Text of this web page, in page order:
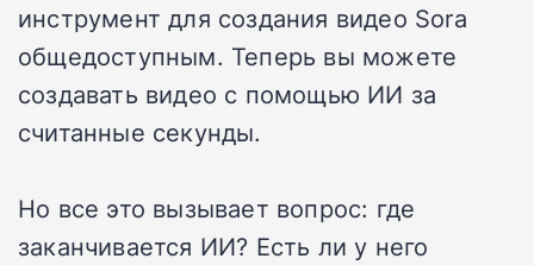
инструмент для создания видео Sora
общедоступным. Теперь вы можете
создавать видео с помощью ИИ за
считанные секунды.
Но все это вызывает вопрос: где
заканчивается ИИ? Есть ли у него